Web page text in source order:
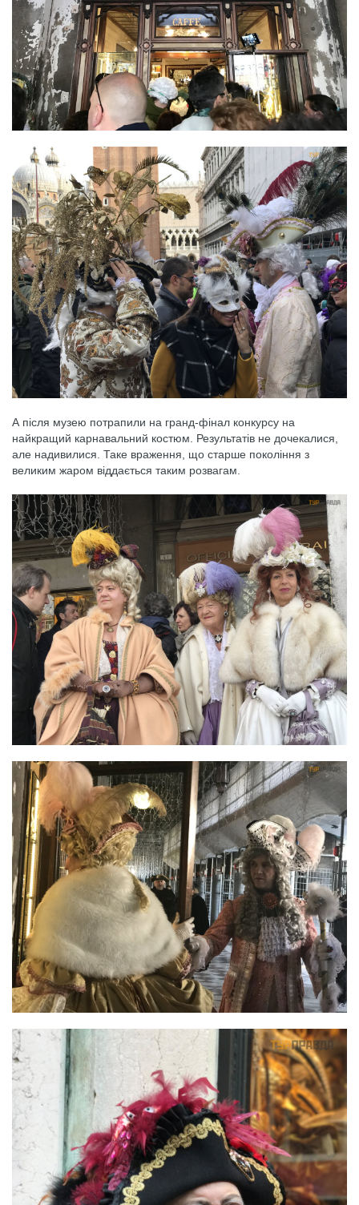
А після музею потрапили на гранд-фінал конкурсу на
найкращий карнавальний костюм. Результатів не дочекалися,
але надивилися. Таке враження, що старше покоління з
великим жаром віддається таким розвагам.